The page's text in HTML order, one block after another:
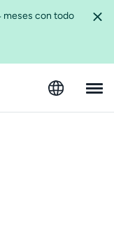
meses con todo